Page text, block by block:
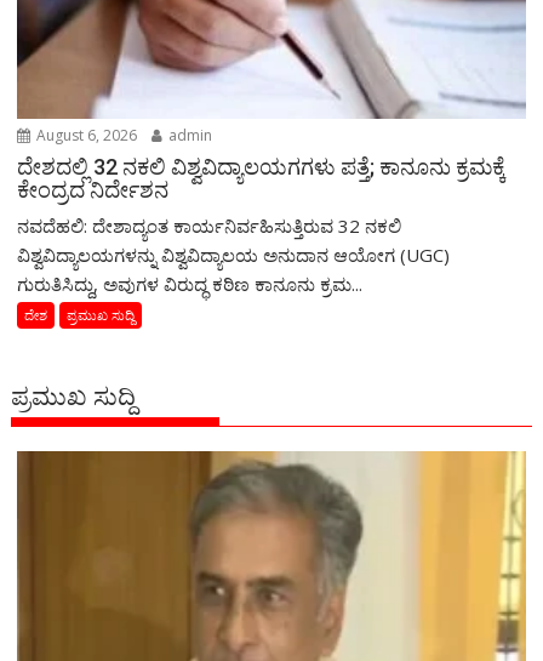
August 6, 2026 admin
ದೇಶದಲ್ಲಿ 32 ನಕಲಿ ವಿಶ್ವವಿದ್ಯಾಲಯಗಗಳು ಪತ್ತೆ; ಕಾನೂನು ಕ್ರಮಕ್ಕೆ
ಕೇಂದ್ರದ ನಿರ್ದೇಶನ
ನವದೆಹಲಿ: ದೇಶಾದ್ಯಂತ ಕಾರ್ಯನಿರ್ವಹಿಸುತ್ತಿರುವ 32 ನಕಲಿ
ವಿಶ್ವವಿದ್ಯಾಲಯಗಳನ್ನು ವಿಶ್ವವಿದ್ಯಾಲಯ ಅನುದಾನ ಆಯೋಗ (UGC)
ಗುರುತಿಸಿದ್ದು, ಅವುಗಳ ವಿರುದ್ಧ ಕಠಿಣ ಕಾನೂನು ಕ್ರಮ...
ದೇಶ ಪ್ರಮುಖ ಸುದ್ದಿ
ಪ್ರಮುಖ ಸುದ್ದಿ